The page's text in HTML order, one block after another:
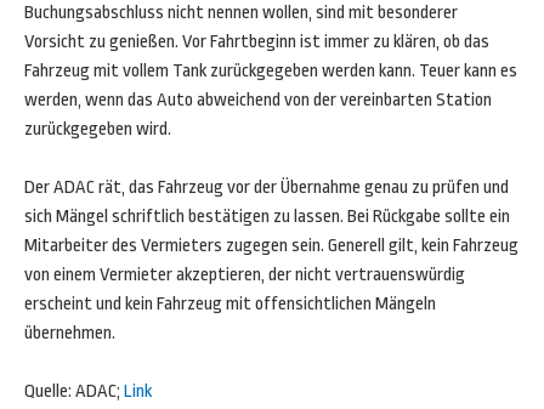
Buchungsabschluss nicht nennen wollen, sind mit besonderer
Vorsicht zu genießen. Vor Fahrtbeginn ist immer zu klären, ob das
Fahrzeug mit vollem Tank zurückgegeben werden kann. Teuer kann es
werden, wenn das Auto abweichend von der vereinbarten Station
zurückgegeben wird.
Der ADAC rät, das Fahrzeug vor der Übernahme genau zu prüfen und
sich Mängel schriftlich bestätigen zu lassen. Bei Rückgabe sollte ein
Mitarbeiter des Vermieters zugegen sein. Generell gilt, kein Fahrzeug
von einem Vermieter akzeptieren, der nicht vertrauenswürdig
erscheint und kein Fahrzeug mit offensichtlichen Mängeln
übernehmen.
Quelle: ADAC; Link